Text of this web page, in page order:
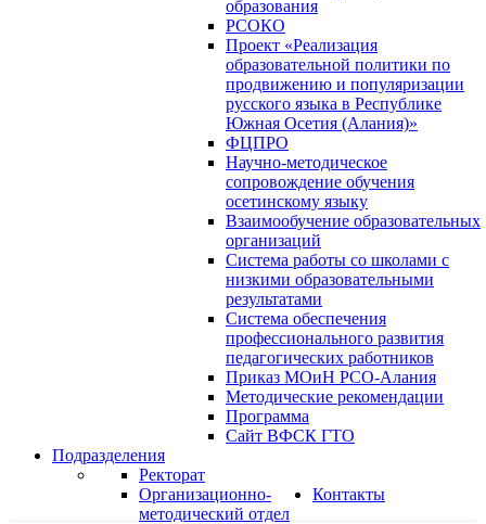
образования
РСОКО
Проект «Реализация
образовательной политики по
продвижению и популяризации
русского языка в Республике
Южная Осетия (Алания)»
ФЦПРО
Научно-методическое
сопровождение обучения
осетинскому языку
Взаимообучение образовательных
организаций
Система работы со школами с
низкими образовательными
результатами
Система обеспечения
профессионального развития
педагогических работников
Приказ МОиН РСО-Алания
Методические рекомендации
Программа
Сайт ВФСК ГТО
Подразделения
Ректорат
Организационно-
методический отдел
Контакты